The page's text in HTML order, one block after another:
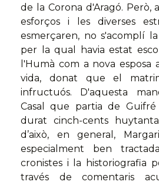
de la Corona d'Aragó. Però,
esforços i les diverses
esmerçaren, no s'acomplí
per la qual havia estat
l'Humà com a nova esposa
vida, donat que el
infructuós. D'aquesta
Casal que partia de
durat cinch-cents
d’això, en general,
especialment ben
cronistes i la historiografia
través de comentaris